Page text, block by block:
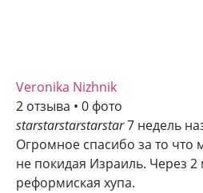
Veronika Nizhnik
2 отзыва • 0 фото
starstarstarstarstar7 недель
Огромное спасибо за то что
не покидая Израиль. Через 2
реформиская хупа.